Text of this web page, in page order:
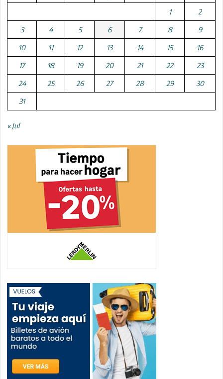
1 2
3 4 5 6 7 8 9
10 11 12 13 14 15 16
17 18 19 20 21 22 23
24 25 26 27 28 29 30
31
« Jul